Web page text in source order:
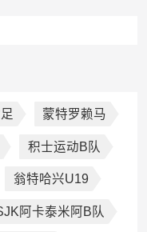
蒙特罗赖马
积士运动B队
翁特哈兴U19
阿卡泰米阿B队